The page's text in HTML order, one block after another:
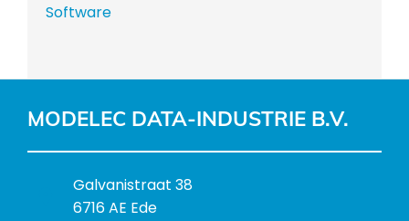
Software
MODELEC DATA-INDUSTRIE B.V.
B
e
Galvanistraat 38
6716 AE Ede